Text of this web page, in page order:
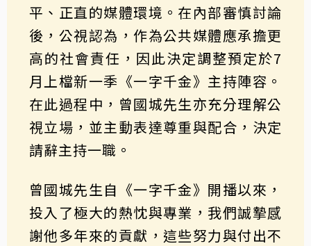
平、正直的媒體環境。在內部審慎討論
後，公視認為，作為公共媒體應承擔更
高的社會責任，因此決定調整預定於7
月上檔新一季《一字千金》主持陣容。
在此過程中，曾國城先生亦充分理解公
視立場，並主動表達尊重與配合，決定
請辭主持一職。
曾國城先生自《一字千金》開播以來，
投入了極大的熱忱與專業，我們誠摯感
謝他多年來的貢獻，這些努力與付出不